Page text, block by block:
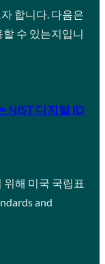
합니다. 다음은
수 있는지입니
NIST 디지털 ID
해 미국 국립표
and